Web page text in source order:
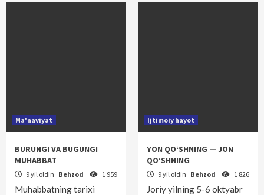
Ma'naviyat
BURUNGI VA BUGUNGI
MUHABBAT
9 yil oldin Behzod 1 959
Muhabbatning tarixi
Ijtimoiy hayot
YON QO‘SHNING — JON
QO‘SHNING
9 yil oldin Behzod 1 826
Joriy yilning 5-6 oktyabr